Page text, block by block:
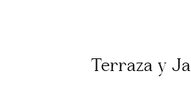
Terraza y